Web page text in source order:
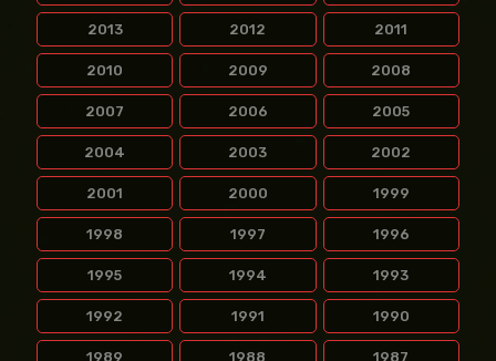
2013 2012 2011
2010 2009 2008
2007 2006 2005
2004 2003 2002
2001 2000 1999
1998 1997 1996
1995 1994 1993
1992 1991 1990
1989 1988 1987